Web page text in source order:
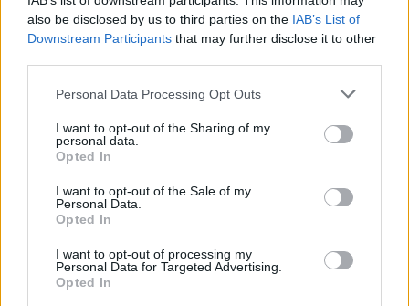
also be disclosed by us to third parties on the IAB’s List of
Downstream Participants that may further disclose it to other
Please note that this website/app uses one or more Google
not limited to your visit or usage behaviour. You may click to
grant or deny consent to Google and its third-party tags to
use your data for below specified purposes in below Google
consent section.
Personal Data Processing Opt Outs
I want to opt-out of the Sharing of my
personal data.
Opted In
I want to opt-out of the Sale of my
Personal Data.
Opted In
I want to opt-out of processing my
Personal Data for Targeted Advertising.
Opted In
étteremlátogatás) szépségeit igyekszem
népszerűsíteni, de Kolonics Zoltán, cukrászmester
Tyúkhúsleves cukorból. Egy magyar
cukrászlány, aki ehetetlen tortával
lett világbajnok.
világevő•2014. november 29.
Elég furcsa képre lettem figyelmes az elmúlt
napokban. Maga a kép tulajdonképpen nem is